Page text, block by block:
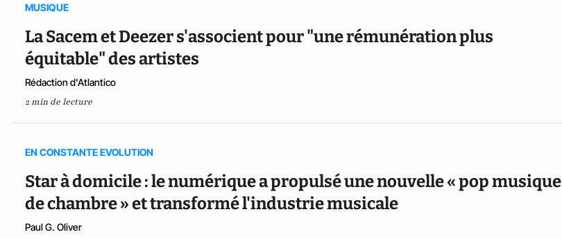
MUSIQUE
La Sacem et Deezer s'associent pour "une rémunération plus
équitable" des artistes
Rédaction d'Atlantico
2 min de lecture
EN CONSTANTE EVOLUTION
Star à domicile : le numérique a propulsé une nouvelle « pop musique
de chambre » et transformé l'industrie musicale
Paul G. Oliver